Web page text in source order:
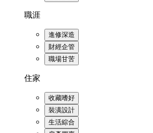
職涯
進修深造
財經企管
職場甘苦
住家
收藏嗜好
裝潢設計
生活綜合